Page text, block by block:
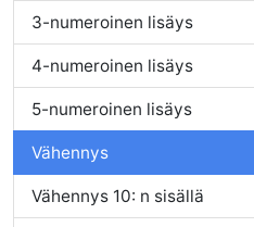
3-numeroinen lisäys
4-numeroinen lisäys
5-numeroinen lisäys
Vähennys
Vähennys 10: n sisällä